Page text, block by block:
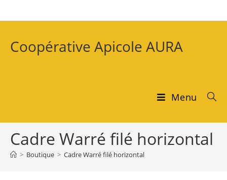
Coopérative Apicole AURA
Menu
Cadre Warré filé horizontal
> Boutique > Cadre Warré filé horizontal